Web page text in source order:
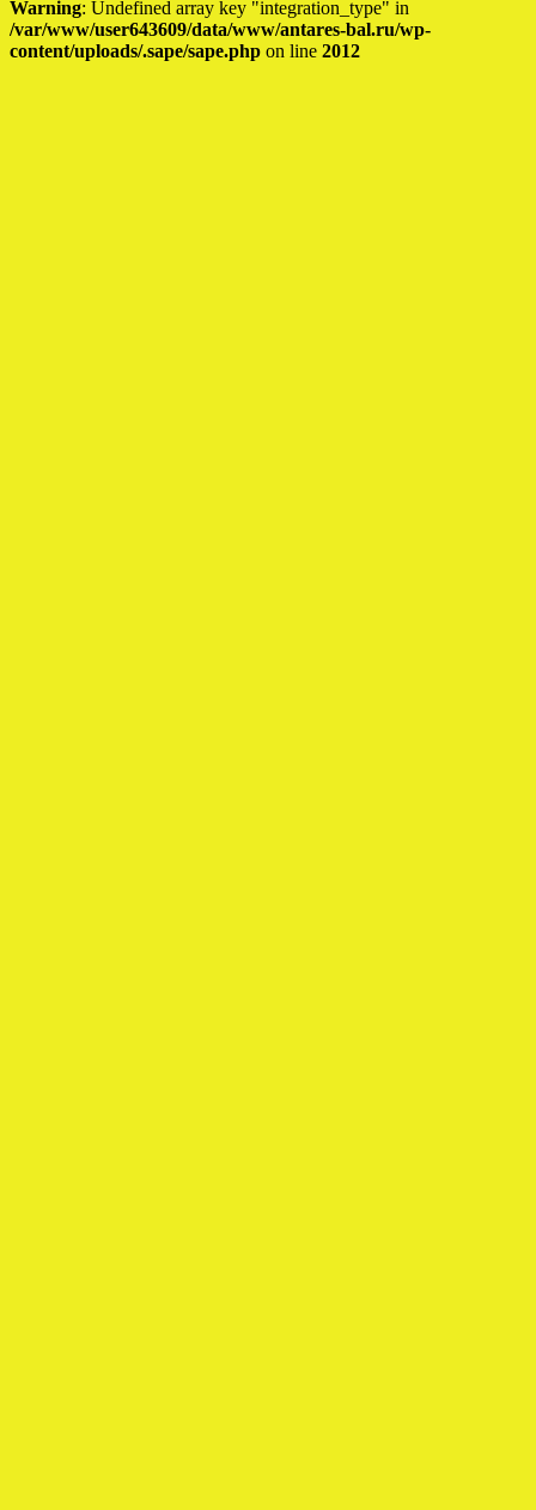
Warning: Undefined array key "integration_type" in
/var/www/user643609/data/www/antares-bal.ru/wp-
content/uploads/.sape/sape.php on line 2012